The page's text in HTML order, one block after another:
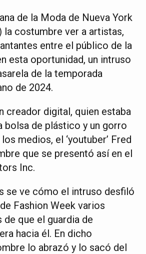
de la Moda de Nueva York
la costumbre ver a artistas,
entre el público de la
esta oportunidad, un intruso
de la temporada
de 2024.
creador digital, quien estaba
bolsa de plástico y un gorro
medios, el ‘youtuber’ Fred
que se presentó así en el
Inc.
se ve cómo el intruso desfiló
Fashion Week varios
de que el guardia de
hacia él. En dicho
lo abrazó y lo sacó del